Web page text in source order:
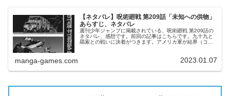
【ネタバレ】呪術廻戦 第209話「未知への供物」
あらすじ、ネタバレ
週刊少年ジャンプに掲載されている、呪術廻戦 第209話の
ネタバレ、感想です。前回の記事はこちらです。九十九と
羂索との戦いに決着がつきます。アメリカ軍が結界（コロ
manga-games.com 2023.01.07